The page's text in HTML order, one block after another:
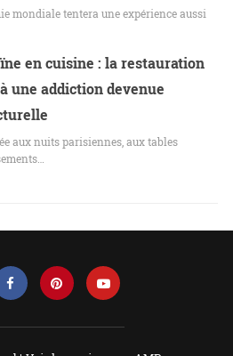
mondiale tentera une expérience aussi
en cuisine : la restauration
une addiction devenue
aux nuits parisiennes, aux tables